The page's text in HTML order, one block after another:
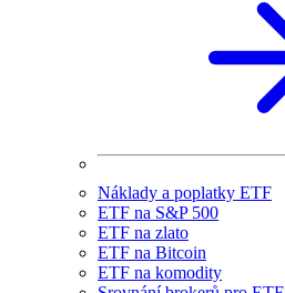
Náklady a poplatky ETF
ETF na S&P 500
ETF na zlato
ETF na Bitcoin
ETF na komodity